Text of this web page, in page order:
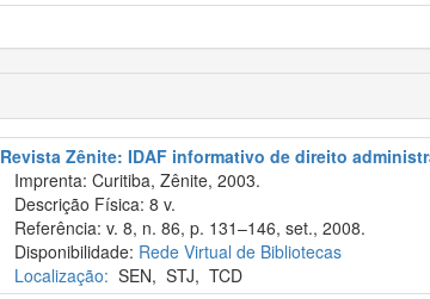
Revista Zênite: IDAF informativo de direito
Imprenta: Curitiba, Zênite, 2003.
Descrição Física: 8 v.
Referência: v. 8, n. 86, p. 131–146, set., 2008.
Disponibilidade: Rede Virtual de Bibliotecas
Localização: SEN, STJ, TCD